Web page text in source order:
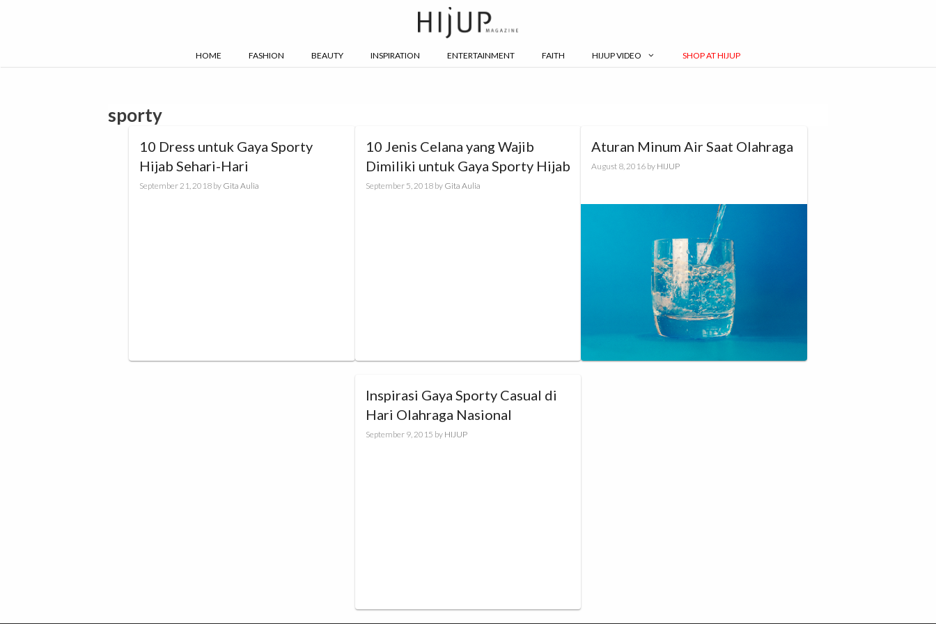
HOME FASHION BEAUTY INSPIRATION ENTERTAINMENT FAITH HIJUP VIDEO SHOP AT HIJUP
sporty
10 Dress untuk Gaya Sporty
Hijab Sehari-Hari
September 21, 2018 by Gita Aulia
10 Jenis Celana yang Wajib
Dimiliki untuk Gaya Sporty Hijab
September 5, 2018 by Gita Aulia
Aturan Minum Air Saat Olahraga
August 8, 2016 by HIJUP
Inspirasi Gaya Sporty Casual di
Hari Olahraga Nasional
September 9, 2015 by HIJUP